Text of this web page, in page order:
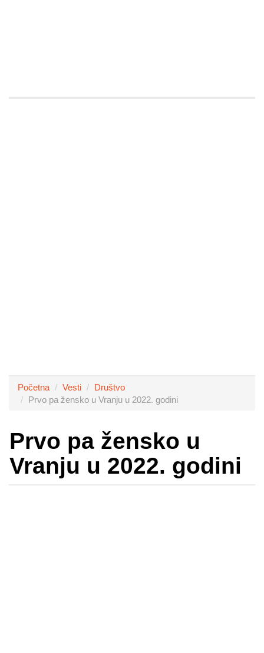
Početna Vesti
Društvo
Prvo pa žensko u Vranju u 2022. godini
Prvo pa žensko u
Vranju u 2022. godini